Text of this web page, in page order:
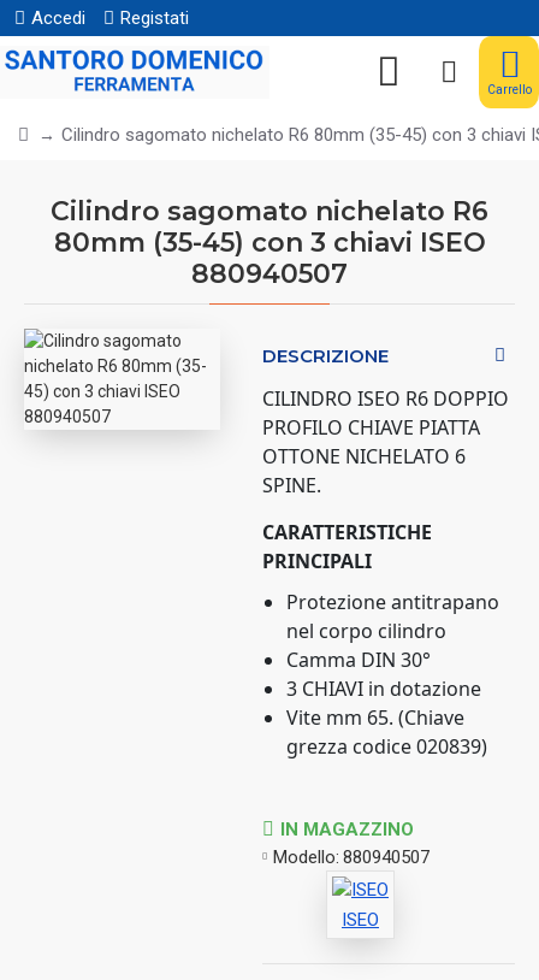
Accedi Registati
Carrello
Cilindro sagomato nichelato R6 80mm (35-45) con 3 chiavi
Cilindro sagomato nichelato R6
80mm (35-45) con 3 chiavi ISEO
880940507
DESCRIZIONE
CILINDRO ISEO R6 DOPPIO
PROFILO CHIAVE PIATTA
OTTONE NICHELATO 6
SPINE.
CARATTERISTICHE
PRINCIPALI
Protezione antitrapano
nel corpo cilindro
Camma DIN 30°
3 CHIAVI in dotazione
Vite mm 65. (Chiave
grezza codice 020839)
IN MAGAZZINO
Modello: 880940507
ISEO